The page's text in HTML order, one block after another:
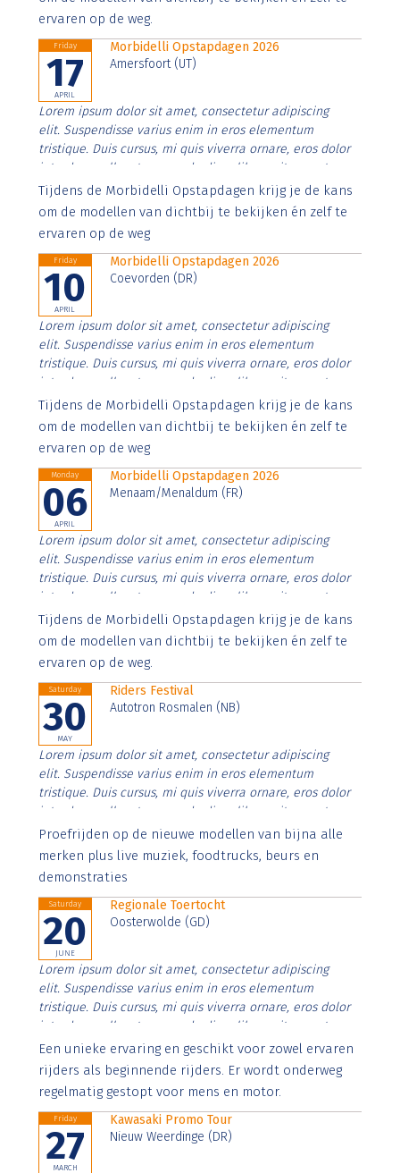
ervaren op de weg.
Friday
17
APRIL
Morbidelli Opstapdagen 2026
Amersfoort (UT)
Lorem ipsum dolor sit amet, consectetur adipiscing
elit. Suspendisse varius enim in eros elementum
tristique. Duis cursus, mi quis viverra ornare, eros dolor
interdum nulla, ut commodo diam libero vitae erat.
Aenean faucibus nibh et justo cursus id rutrum lorem
imperdiet. Nunc ut sem vitae risus tristique posuere.
Tijdens de Morbidelli Opstapdagen krijg je de kans
om de modellen van dichtbij te bekijken én zelf te
ervaren op de weg
Friday
10
APRIL
Morbidelli Opstapdagen 2026
Coevorden (DR)
Lorem ipsum dolor sit amet, consectetur adipiscing
elit. Suspendisse varius enim in eros elementum
tristique. Duis cursus, mi quis viverra ornare, eros dolor
interdum nulla, ut commodo diam libero vitae erat.
Aenean faucibus nibh et justo cursus id rutrum lorem
imperdiet. Nunc ut sem vitae risus tristique posuere.
Tijdens de Morbidelli Opstapdagen krijg je de kans
om de modellen van dichtbij te bekijken én zelf te
ervaren op de weg
Monday
06
APRIL
Morbidelli Opstapdagen 2026
Menaam/Menaldum (FR)
Lorem ipsum dolor sit amet, consectetur adipiscing
elit. Suspendisse varius enim in eros elementum
tristique. Duis cursus, mi quis viverra ornare, eros dolor
interdum nulla, ut commodo diam libero vitae erat.
Aenean faucibus nibh et justo cursus id rutrum lorem
imperdiet. Nunc ut sem vitae risus tristique posuere.
Tijdens de Morbidelli Opstapdagen krijg je de kans
om de modellen van dichtbij te bekijken én zelf te
ervaren op de weg.
Saturday
30
MAY
Riders Festival
Autotron Rosmalen (NB)
Lorem ipsum dolor sit amet, consectetur adipiscing
elit. Suspendisse varius enim in eros elementum
tristique. Duis cursus, mi quis viverra ornare, eros dolor
interdum nulla, ut commodo diam libero vitae erat.
Aenean faucibus nibh et justo cursus id rutrum lorem
imperdiet. Nunc ut sem vitae risus tristique posuere.
Proefrijden op de nieuwe modellen van bijna alle
merken plus live muziek, foodtrucks, beurs en
demonstraties
Saturday
20
JUNE
Regionale Toertocht
Oosterwolde (GD)
Lorem ipsum dolor sit amet, consectetur adipiscing
elit. Suspendisse varius enim in eros elementum
tristique. Duis cursus, mi quis viverra ornare, eros dolor
interdum nulla, ut commodo diam libero vitae erat.
Aenean faucibus nibh et justo cursus id rutrum lorem
imperdiet. Nunc ut sem vitae risus tristique posuere.
Een unieke ervaring en geschikt voor zowel ervaren
rijders als beginnende rijders. Er wordt onderweg
regelmatig gestopt voor mens en motor.
Friday
27
MARCH
Kawasaki Promo Tour
Nieuw Weerdinge (DR)